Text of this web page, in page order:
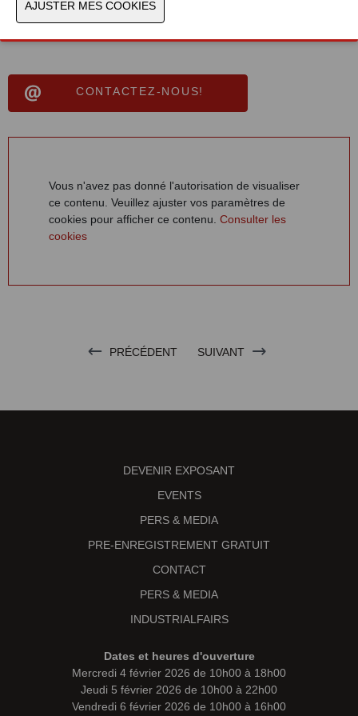
Document
CONTACTEZ-NOUS!
Vous n'avez pas donné l'autorisation de visualiser
ce contenu. Veuillez ajuster vos paramètres de
cookies pour afficher ce contenu. Consulter les
cookies
PRÉCÉDENT SUIVANT
DEVENIR EXPOSANT
EVENTS
PERS & MEDIA
PRE-ENREGISTREMENT GRATUIT
CONTACT
PERS & MEDIA
INDUSTRIALFAIRS
Dates et heures d'ouverture
Mercredi 4 février 2026 de 10h00 à 18h00
Jeudi 5 février 2026 de 10h00 à 22h00
Vendredi 6 février 2026 de 10h00 à 16h00